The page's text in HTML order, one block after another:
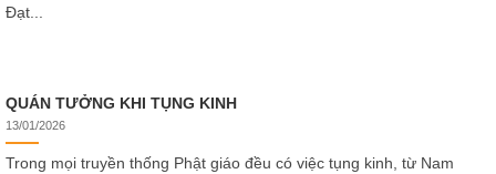
Đạt...
QUÁN TƯỞNG KHI TỤNG KINH
13/01/2026
Trong mọi truyền thống Phật giáo đều có việc tụng kinh, từ Nam